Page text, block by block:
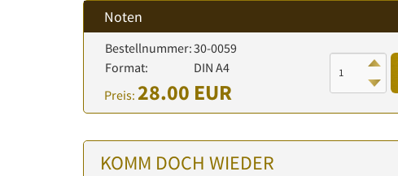
Noten
Bestellnummer:30-0059
Format:
DIN A4
Preis: 28.00 EUR
KOMM DOCH WIEDER